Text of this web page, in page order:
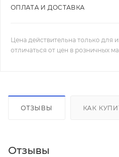
ОПЛАТА И ДОСТАВКА
Цена действительна только для
отличаться от цен в розничных
ОТЗЫВЫ КАК
Отзывы